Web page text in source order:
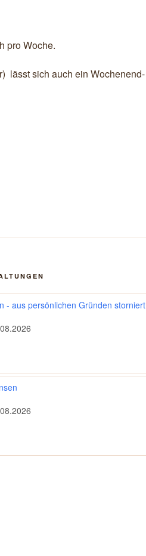
pro Woche.
lässt sich auch ein Wochenend-
- aus persönlichen Gründen storniert